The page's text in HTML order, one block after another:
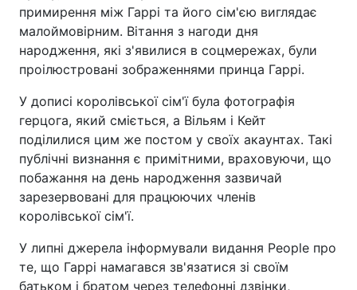
примирення між Гаррі та його сім'єю виглядає
малоймовірним. Вітання з нагоди дня
народження, які з'явилися в соцмережах, були
проілюстровані зображеннями принца Гаррі.
У дописі королівської сім'ї була фотографія
герцога, який сміється, а Вільям і Кейт
поділилися цим же постом у своїх акаунтах. Такі
публічні визнання є примітними, враховуючи, що
побажання на день народження зазвичай
зарезервовані для працюючих членів
королівської сім'ї.
У липні джерела інформували видання People про
те, що Гаррі намагався зв'язатися зі своїм
батьком і братом через телефонні дзвінки,